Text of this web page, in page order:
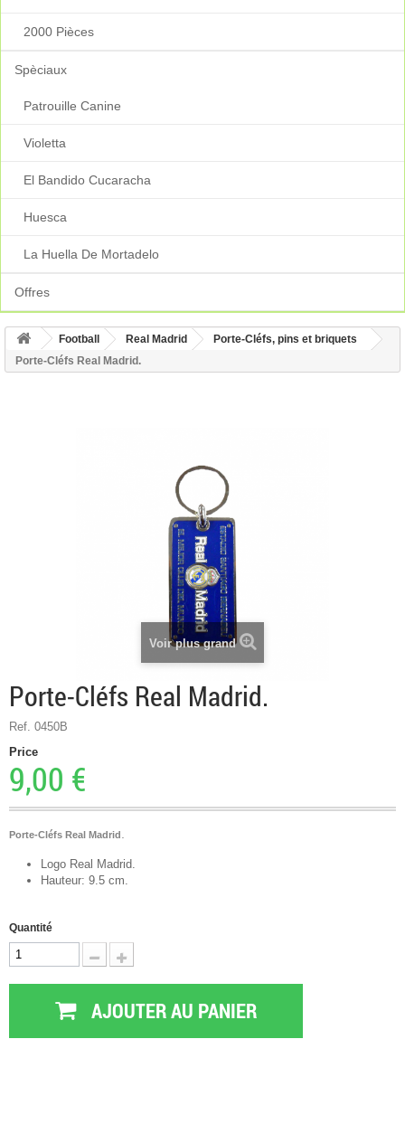
2000 Pièces
Spèciaux
Patrouille Canine
Violetta
El Bandido Cucaracha
Huesca
La Huella De Mortadelo
Offres
Football Real Madrid
Porte-Cléfs, pins et briquets
Porte-Cléfs Real Madrid.
Voir plus grand
Porte-Cléfs Real Madrid.
Ref. 0450B
Price
9,00 €
Porte-Cléfs Real Madrid .
Logo Real Madrid.
Hauteur: 9.5 cm.
Quantité
AJOUTER AU PANIER